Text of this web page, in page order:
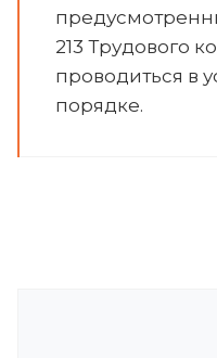
213 Трудового
проводиться в
порядке.